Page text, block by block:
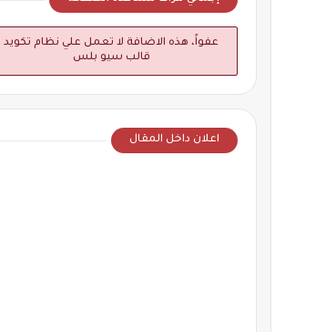
عفواً، هذه الاضافة لا تعمل علي نظام تكويد
قالب سيو بلس
اعلان داخل المقال